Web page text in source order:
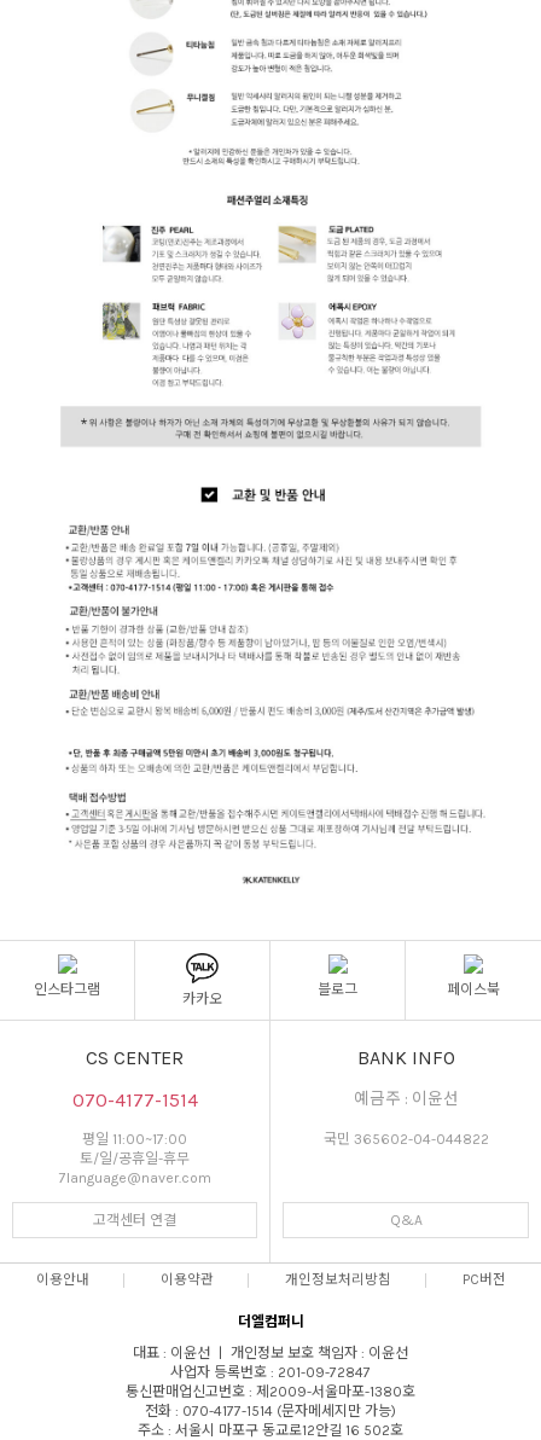
인스타그램
카카오
블로그 페이스북
CS CENTER
070-4177-1514
평일 11:00~17:00
토/일/공휴일-휴무
7language@naver.com
고객센터 연결
BANK INFO
예금주 : 이윤선
국민 365602-04-044822
Q&A
이용안내 이용약관 개인정보처리방침 PC버전
더엘컴퍼니
대표 : 이윤선 ㅣ 개인정보 보호 책임자 : 이윤선
사업자 등록번호 : 201-09-72847
통신판매업신고번호 : 제2009-서울마포-1380호
전화 : 070-4177-1514 (문자메세지만 가능)
주소 : 서울시 마포구 동교로12안길 16 502호